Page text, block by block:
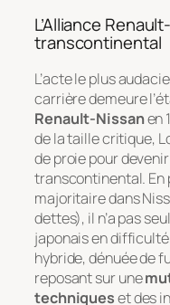
L’Alliance
transcontinental
L’acte le plus
carrière demeure
Renault-Nissanen
de la taille critique,
de proie pour
transcontinental.
majoritaire dans
dettes), il n’a pas
japonais en
hybride, dénuée de
reposant sur une
techniqueset des